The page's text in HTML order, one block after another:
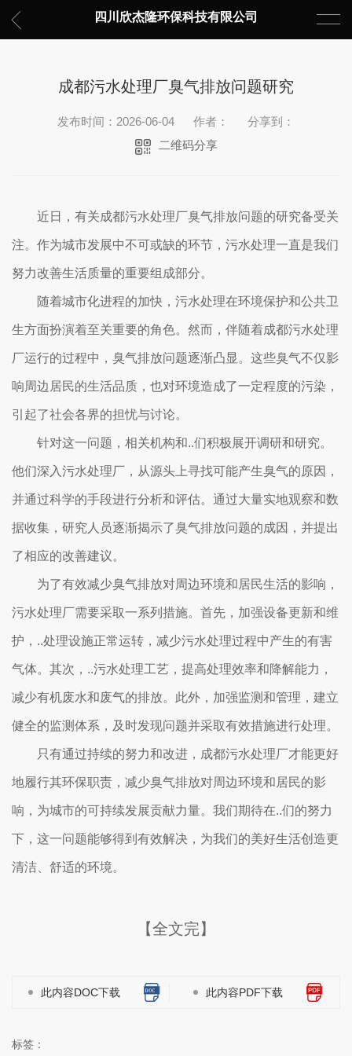
四川欣杰隆环保科技有限公司
成都污水处理厂臭气排放问题研究
发布时间：2026-06-04 作者：
分享到：
二维码分享
近日，有关成都污水处理厂臭气排放问题的研究备受关
注。作为城市发展中不可或缺的环节，污水处理一直是我们
努力改善生活质量的重要组成部分。
随着城市化进程的加快，污水处理在环境保护和公共卫
生方面扮演着至关重要的角色。然而，伴随着成都污水处理
厂运行的过程中，臭气排放问题逐渐凸显。这些臭气不仅影
响周边居民的生活品质，也对环境造成了一定程度的污染，
引起了社会各界的担忧与讨论。
针对这一问题，相关机构和..们积极展开调研和研究。
他们深入污水处理厂，从源头上寻找可能产生臭气的原因，
并通过科学的手段进行分析和评估。通过大量实地观察和数
据收集，研究人员逐渐揭示了臭气排放问题的成因，并提出
了相应的改善建议。
为了有效减少臭气排放对周边环境和居民生活的影响，
污水处理厂需要采取一系列措施。首先，加强设备更新和维
护，..处理设施正常运转，减少污水处理过程中产生的有害
气体。其次，..污水处理工艺，提高处理效率和降解能力，
减少有机废水和废气的排放。此外，加强监测和管理，建立
健全的监测体系，及时发现问题并采取有效措施进行处理。
只有通过持续的努力和改进，成都污水处理厂才能更好
地履行其环保职责，减少臭气排放对周边环境和居民的影
响，为城市的可持续发展贡献力量。我们期待在..们的努力
下，这一问题能够得到有效解决，为我们的美好生活创造更
清洁、舒适的环境。
【全文完】
此内容DOC下载 此内容PDF下载
标签：